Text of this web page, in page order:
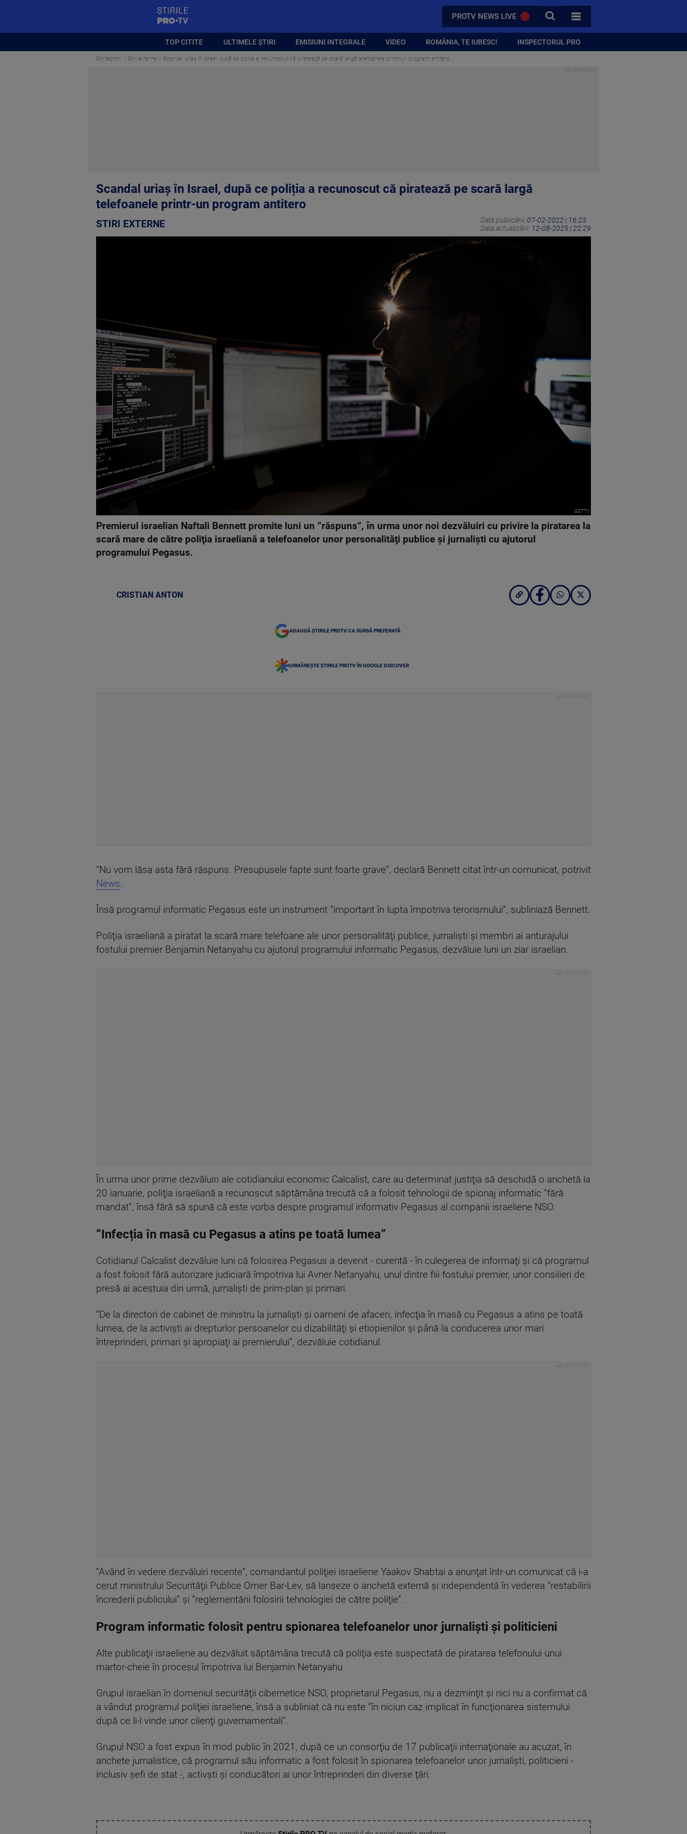
PROTV NEWS LIVE CAUTA
TOATE CATEGORIILE
TOP CITITE ULTIMELE ȘTIRI EMISIUNI INTEGRALE VIDEO ROMÂNIA, TE IUBESC! INSPECTORUL PRO
Stirileprotv Stiri externe Scandal uriaș în Israel, după ce poliția a recunoscut că piratează pe scară largă telefoanele printr-un program antitero
Scandal uriaș în Israel, după ce poliția a recunoscut că piratează pe scară largă
telefoanele printr-un program antitero
STIRI EXTERNE Data publicării: 07-02-2022 | 16:23
Data actualizării: 12-08-2025 | 22:29
GETTY
Premierul israelian Naftali Bennett promite luni un ”răspuns”, în urma unor noi dezvăluiri cu privire la piratarea la
scară mare de către poliţia israeliană a telefoanelor unor personalităţi publice şi jurnalişti cu ajutorul
programului Pegasus.
CRISTIAN ANTON
ADAUGĂ ȘTIRILE PROTV CA SURSĂ PREFERATĂ
URMĂREȘTE ȘTIRILE PROTV ÎN GOOGLE DISCOVER
”Nu vom lăsa asta fără răspuns. Presupusele fapte sunt foarte grave”, declară Bennett citat într-un comunicat, potrivit
News.
Însă programul informatic Pegasus este un instrument ”important în lupta împotriva terorismului”, subliniază Bennett.
Poliţia israeliană a piratat la scară mare telefoane ale unor personalităţi publice, jurnalişti şi membri ai anturajului
fostului premier Benjamin Netanyahu cu ajutorul programului informatic Pegasus, dezvăluie luni un ziar israelian.
În urma unor prime dezvăluiri ale cotidianului economic Calcalist, care au determinat justiţia să deschidă o anchetă la
20 ianuarie, poliţia israeliană a recunoscut săptămâna trecută că a folosit tehnologii de spionaj informatic ”fără
mandat”, însă fără să spună că este vorba despre programul informativ Pegasus al companii israeliene NSO.
”Infecția în masă cu Pegasus a atins pe toată lumea”
Cotidianul Calcalist dezvăluie luni că folosirea Pegasus a devenit - curentă - în culegerea de informaţi şi că programul
a fost folosit fără autorizare judiciară împotriva lui Avner Netanyahu, unul dintre fiii fostului premier, unor consilieri de
presă ai acestuia din urmă, jurnalişti de prim-plan şi primari.
”De la directori de cabinet de ministru la jurnalişti şi oameni de afaceri, infecţia în masă cu Pegasus a atins pe toată
lumea, de la activişti ai drepturlor persoanelor cu dizabilităţi şi etiopienilor şi până la conducerea unor mari
întreprinderi, primari şi apropiaţi ai premierului”, dezvăluie cotidianul.
”Având în vedere dezvăluiri recente”, comandantul poliţiei israeliene Yaakov Shabtai a anunţat într-un comunicat că i-a
cerut ministrului Securităţii Publice Omer Bar-Lev, să lanseze o anchetă externă şi independentă în vederea ”restabilirii
încrederii publicului” şi ”reglementării folosirii tehnologiei de către poliţie”.
Program informatic folosit pentru spionarea telefoanelor unor jurnaliști și politicieni
Alte publicaţii israeliene au dezvăluit săptămâna trecută că poliţia este suspectată de piratarea telefonului unui
martor-cheie în procesul împotriva lui Benjamin Netanyahu
Grupul israelian în domeniul securităţii cibernetice NSO, proprietarul Pegasus, nu a dezminţit şi nici nu a confirmat că
a vândut programul poliţiei israeliene, însă a subliniat că nu este ”în niciun caz implicat în funcţionarea sistemului
după ce li-l vinde unor clienţi guvernamentali”.
Grupul NSO a fost expus în mod public în 2021, după ce un consorţiu de 17 publicaţii internaţionale au acuzat, în
anchete jurnalistice, că programul său informatic a fost folosit în spionarea telefoanelor unor jurnalişti, politicieni -
inclusiv şefi de stat -, activşti şi conducători ai unor întreprinderi din diverse ţări.